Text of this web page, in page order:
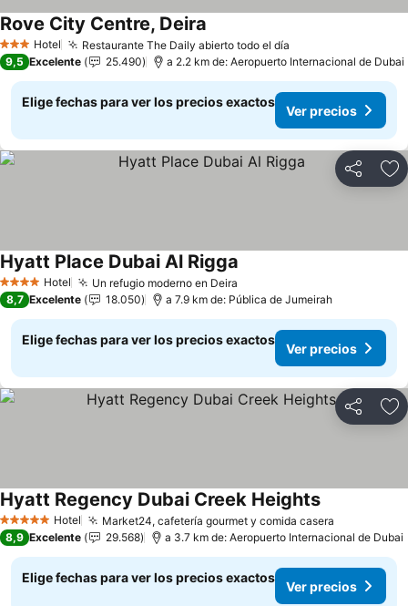
3 Estrellas
Hotel Restaurante The Daily abierto todo el día
Rove City Centre, Deira
9,5 Excelente 25.490 a 2.2 km de: Aeropuerto Internacional de Dubai
Elige fechas para ver los precios exactos
Ver precios
Compartir
4 EstrellasHotel Un refugio moderno en Deira
Hyatt Place Dubai Al Rigga
8,7 Excelente 18.050 a 7.9 km de: Pública de Jumeirah
Elige fechas para ver los precios exactos
Ver precios
Compartir
5 Estrellas Hotel Market24, cafetería gourmet y comida casera
Hyatt Regency Dubai Creek HeightsVer precios
8,9 Excelente 29.568 a 3.7 km de: Aeropuerto Internacional de Dubai
Elige fechas para ver los precios exactos
Ver precios